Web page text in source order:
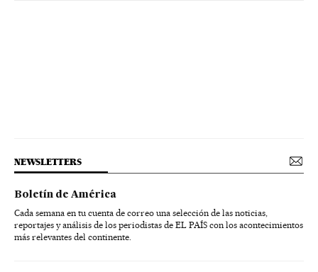
NEWSLETTERS
Boletín de América
Cada semana en tu cuenta de correo una selección de las noticias,
reportajes y análisis de los periodistas de EL PAÍS con los acontecimientos
más relevantes del continente.